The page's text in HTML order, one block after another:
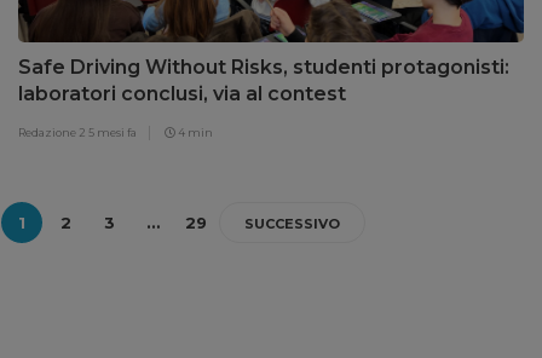
Safe Driving Without Risks, studenti protagonisti:
laboratori conclusi, via al contest
Redazione 2 5 mesi fa 4 min
1 2 3 … 29 SUCCESSIVO